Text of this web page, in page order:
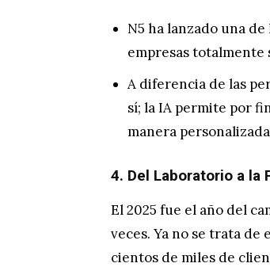
N5 ha lanzado una
empresas totalmente
A diferencia de las
sí; la IA permite por
manera
4. Del Laboratorio a la
El 2025 fue el año del
veces. Ya no se trata
cientos de miles de